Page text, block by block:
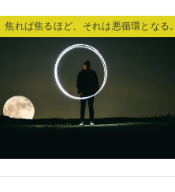
焦れば焦るほど、それは悪循環となる。